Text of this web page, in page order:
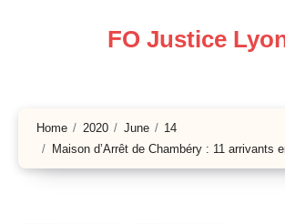
FO Justice
Home 2020 June
14
Maison d’Arrêt de Chambéry : 11 arrivants